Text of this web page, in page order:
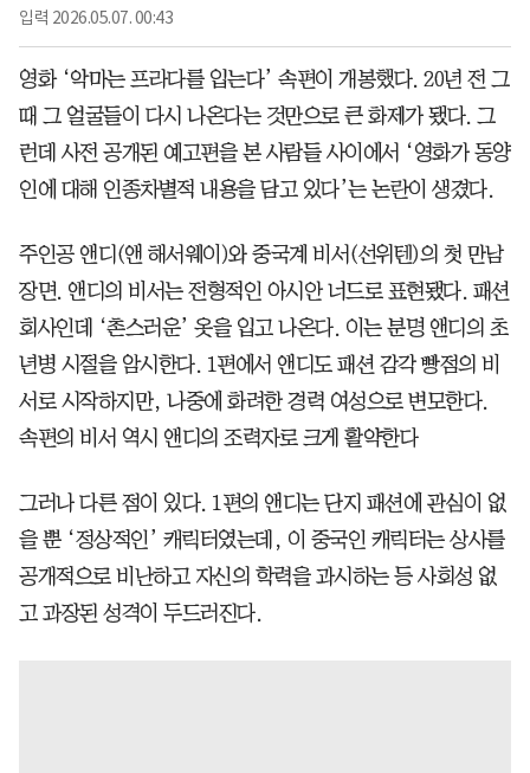
입력 2026.05.07. 00:43
영화 ‘악마는 프라다를 입는다’ 속편이 개봉했다. 20년 전 그
때 그 얼굴들이 다시 나온다는 것만으로 큰 화제가 됐다. 그
런데 사전 공개된 예고편을 본 사람들 사이에서 ‘영화가 동양
인에 대해 인종차별적 내용을 담고 있다’는 논란이 생겼다.
주인공 앤디(앤 해서웨이)와 중국계 비서(선위텐)의 첫 만남
장면. 앤디의 비서는 전형적인 아시안 너드로 표현됐다. 패션
회사인데 ‘촌스러운’ 옷을 입고 나온다. 이는 분명 앤디의 초
년병 시절을 암시한다. 1편에서 앤디도 패션 감각 빵점의 비
서로 시작하지만, 나중에 화려한 경력 여성으로 변모한다.
속편의 비서 역시 앤디의 조력자로 크게 활약한다
그러나 다른 점이 있다. 1편의 앤디는 단지 패션에 관심이 없
을 뿐 ‘정상적인’ 캐릭터였는데, 이 중국인 캐릭터는 상사를
공개적으로 비난하고 자신의 학력을 과시하는 등 사회성 없
고 과장된 성격이 두드러진다.